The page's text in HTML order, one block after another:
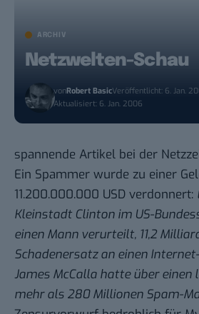
ARCHIV
Netzwelten-Schau
vonRobert BasicVeröffentlicht: 6. Jan.
Aktualisiert: 6. Jan. 2006
spannende Artikel bei der
Ein Spammer wurde zu einer
11.200.000.000 USD verdonnert:
Kleinstadt Clinton im US-
einen Mann verurteilt, 11,2
Schadenersatz an einen
James McCalla hatte über
mehr als 280 Millionen Spam-